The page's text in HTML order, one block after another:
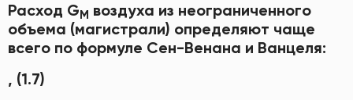
Расход GM воздуха из неограниченного
объема (магистрали) определяют чаще
всего по формуле Сен-Венана и Ванцеля:
, (1.7)